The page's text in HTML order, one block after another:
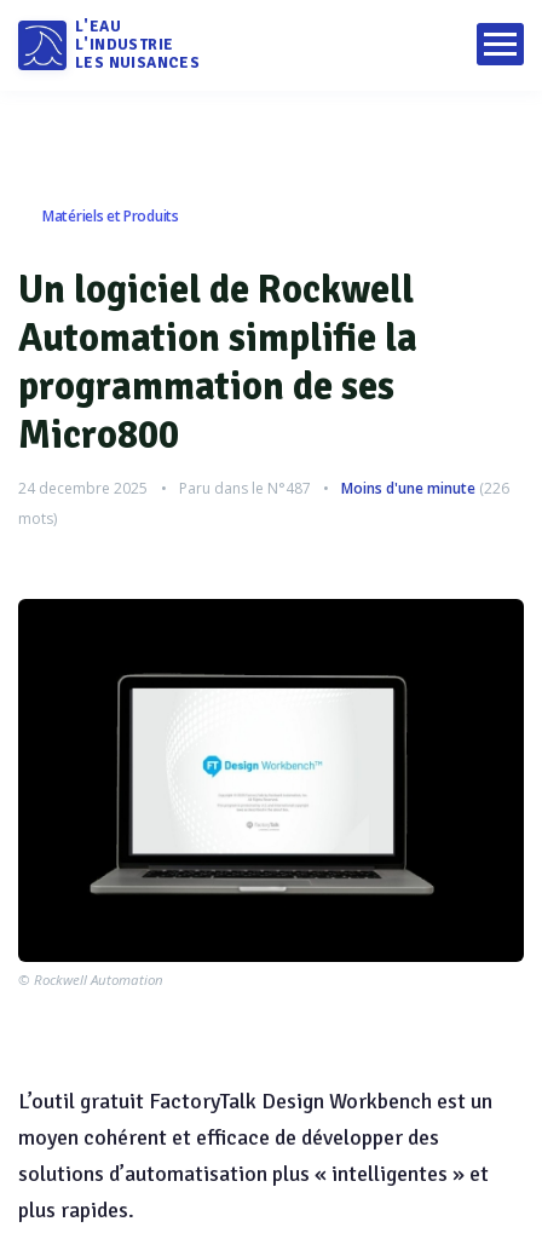
L'EAU
L'INDUSTRIE
LES NUISANCES
Matériels et Produits
Un logiciel de Rockwell
Automation simplifie la
programmation de ses
Micro800
24 decembre 2025 Paru dans le N°487 Moins d'une minute (226
mots)
© Rockwell Automation
L’outil gratuit FactoryTalk Design Workbench est un
moyen cohérent et efficace de développer des
solutions d’automatisation plus « intelligentes » et
plus rapides.